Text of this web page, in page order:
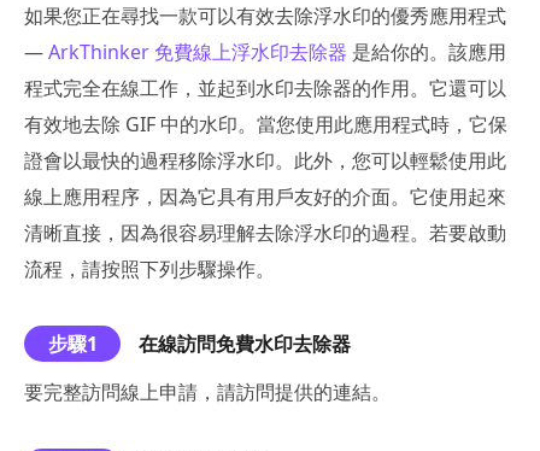
如果您正在尋找一款可以有效去除浮水印的優秀應用程式
—ArkThinker 免費線上浮水印去除器 是給你的。該應用
程式完全在線工作，並起到水印去除器的作用。它還可以
有效地去除 GIF 中的水印。當您使用此應用程式時，它保
證會以最快的過程移除浮水印。此外，您可以輕鬆使用此
線上應用程序，因為它具有用戶友好的介面。它使用起來
清晰直接，因為很容易理解去除浮水印的過程。若要啟動
流程，請按照下列步驟操作。
步驟1
在線訪問免費水印去除器
要完整訪問線上申請，請訪問提供的連結。